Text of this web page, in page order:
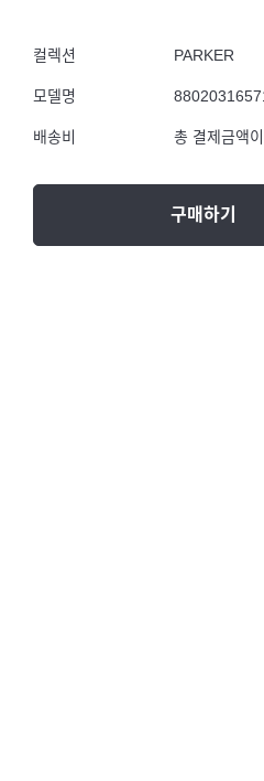
컬렉션 PARKER
모델명
배송비 총 결제금액
구매하기